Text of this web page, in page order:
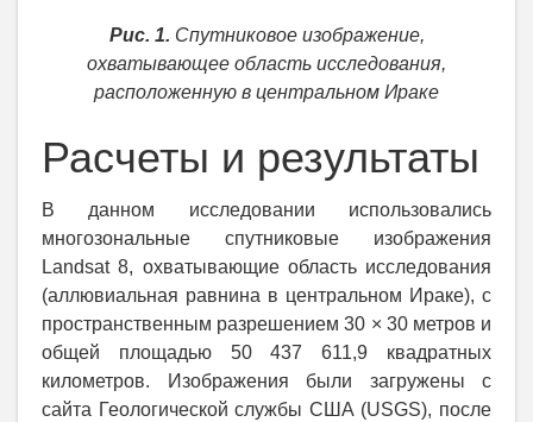
Рис. 1. Спутниковое изображение,
охватывающее область исследования,
расположенную в центральном Ираке
Расчеты и результаты
В данном исследовании использовались
многозональные спутниковые изображения
Landsat 8, охватывающие область исследования
(аллювиальная равнина в центральном Ираке), с
пространственным разрешением 30 × 30 метров и
общей площадью 50 437 611,9 квадратных
километров. Изображения были загружены с
сайта Геологической службы США (USGS), после